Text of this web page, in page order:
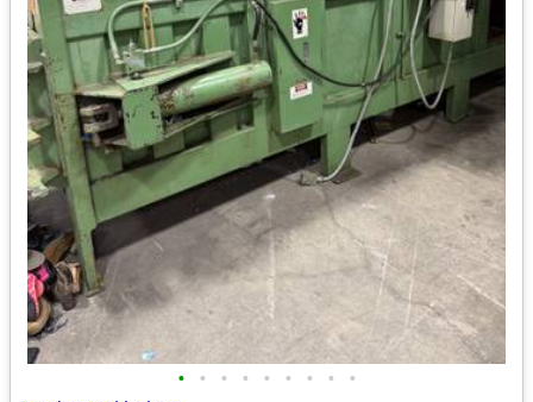
• • • • • • • • •